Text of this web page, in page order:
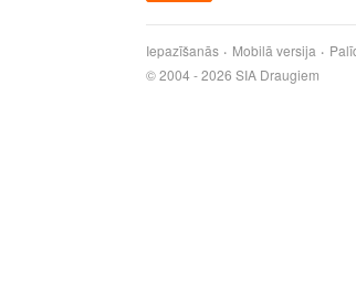
Iepazīšanās Mobilā versija
© 2004 - 2026 SIA Draugiem